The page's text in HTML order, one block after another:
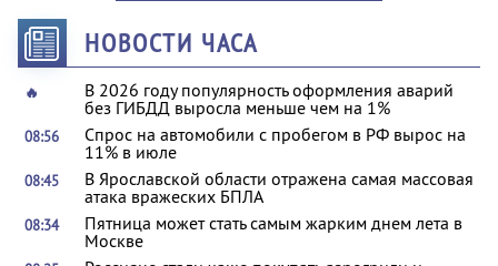
НОВОСТИ ЧАСА
🔥
В 2026 году популярность оформления аварий
без ГИБДД выросла меньше чем на 1%
08:56
Спрос на автомобили с пробегом в РФ вырос на
11% в июле
08:45
В Ярославской области отражена самая массовая
атака вражеских БПЛА
08:34
Пятница может стать самым жарким днем лета в
Москве